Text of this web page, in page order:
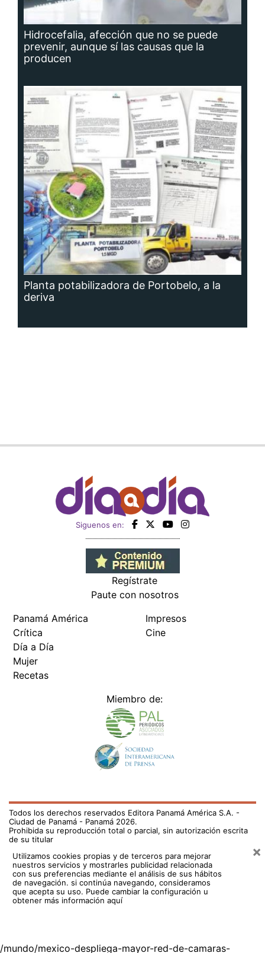
Hidrocefalia, afección que no se puede
prevenir, aunque sí las causas que la
producen
Planta potabilizadora de Portobelo, a la
deriva
Siguenos en:
Regístrate
Paute con nosotros
Panamá América
Crítica
Día a Día
Mujer
Recetas
Impresos
Cine
Miembro de:
Todos los derechos reservados Editora Panamá América S.A. -
Ciudad de Panamá - Panamá 2026.
Prohibida su reproducción total o parcial, sin autorización escrita
de su titular
Utilizamos cookies propias y de terceros para mejorar
nuestros servicios y mostrarles publicidad relacionada
con sus preferencias mediante el análisis de sus hábitos
de navegación. si continúa navegando, consideramos
que acepta su uso. Puede cambiar la configuración u
obtener más información aquí
×
/mundo/mexico-despliega-mayor-red-de-camaras-